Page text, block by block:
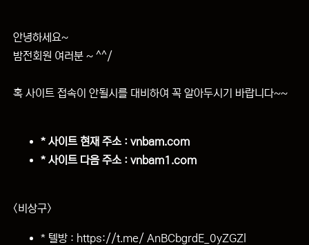
안녕하세요~
밤전회원 여러분 ~ ^^/
혹 사이트 접속이 안될시를 대비하여 꼭 알아두시기 바랍니다~~
* 사이트 현재 주소 : vnbam.com
* 사이트 다음 주소 : vnbam1.com
<비상구>
* 텔방 : https://t.me/ AnBCbgrdE_0yZGZl